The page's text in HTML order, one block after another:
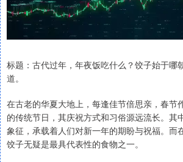
标题：古代过年，年夜饭吃什么？饺子始于哪
道。
在古老的华夏大地上，每逢佳节倍思亲，春节
的传统节日，其庆祝方式和习俗源远流长。其
象征，承载着人们对新一年的期盼与祝福。而
饺子无疑是最具代表性的食物之一。